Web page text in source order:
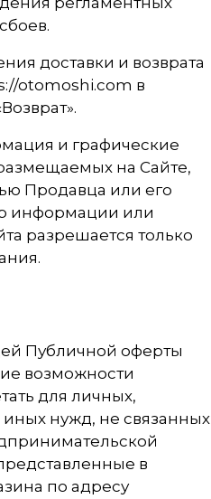
доставки и возврата
otomoshi.com в
и графические
на Сайте,
Продавца или его
информации или
разрешается только
Публичной оферты
возможности
для личных,
нужд, не связанных
в
по адресу